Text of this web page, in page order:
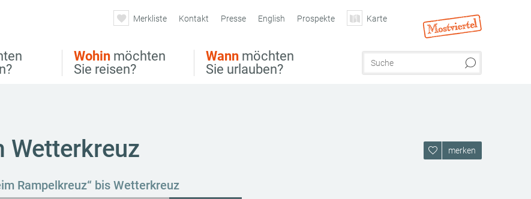
Wohin möchten
Sie reisen?
Wann möchten
Sie urlauben?
Merkliste Kontakt Presse English Prospekte Karte
Wetterkreuz
Rampelkreuz“ bis Wetterkreuz
merken